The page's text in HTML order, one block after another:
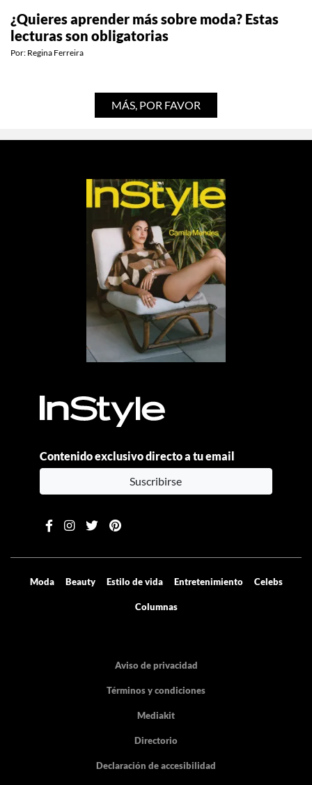
¿Quieres aprender más sobre moda? Estas
lecturas son obligatorias
Por: Regina Ferreira
MÁS, POR FAVOR
Contenido exclusivo directo a tu email
Suscribirse
Moda Beauty Estilo de vida Entretenimiento Celebs
Columnas
Aviso de privacidad
Términos y condiciones
Mediakit
Directorio
Declaración de accesibilidad